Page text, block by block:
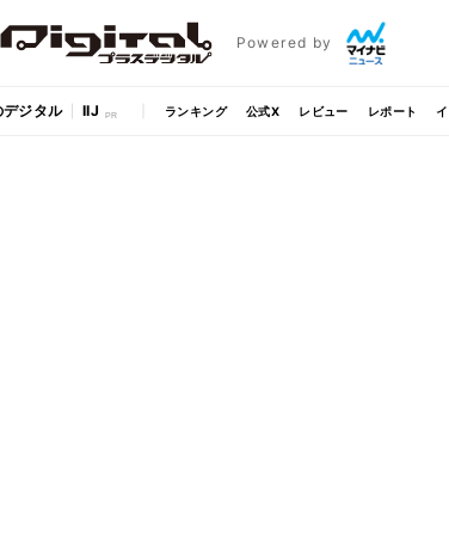
Powered by
ジタル IIJ ランキング 公式X レビュー レポート